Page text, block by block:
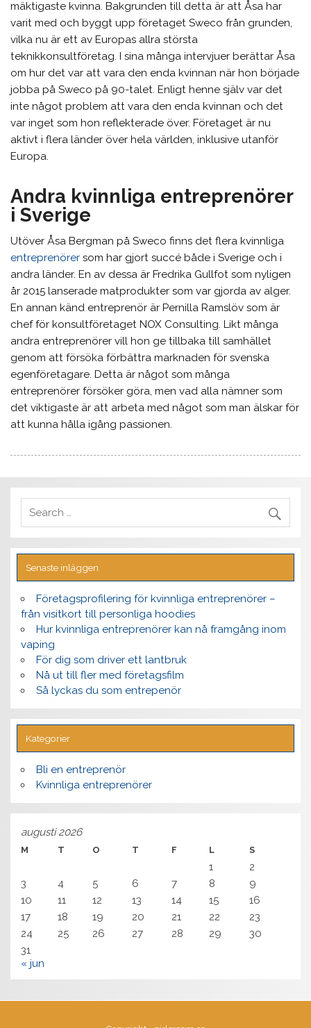
mäktigaste kvinna. Bakgrunden till detta är att Åsa har
varit med och byggt upp företaget Sweco från grunden,
vilka nu är ett av Europas allra största
teknikkonsultföretag. I sina många intervjuer berättar Åsa
om hur det var att vara den enda kvinnan när hon började
jobba på Sweco på 90-talet. Enligt henne själv var det
inte något problem att vara den enda kvinnan och det
var inget som hon reflekterade över. Företaget är nu
aktivt i flera länder över hela världen, inklusive utanför
Europa.
Andra kvinnliga entreprenörer
i Sverige
Utöver Åsa Bergman på Sweco finns det flera kvinnliga
entreprenörer som har gjort succé både i Sverige och i
andra länder. En av dessa är Fredrika Gullfot som nyligen
år 2015 lanserade matprodukter som var gjorda av alger.
En annan känd entreprenör är Pernilla Ramslöv som är
chef för konsultföretaget NOX Consulting. Likt många
andra entreprenörer vill hon ge tillbaka till samhället
genom att försöka förbättra marknaden för svenska
egenföretagare. Detta är något som många
entreprenörer försöker göra, men vad alla nämner som
det viktigaste är att arbeta med något som man älskar för
att kunna hålla igång passionen.
Senaste inläggen
Företagsprofilering för kvinnliga entreprenörer –
från visitkort till personliga hoodies
Hur kvinnliga entreprenörer kan nå framgång inom
vaping
För dig som driver ett lantbruk
Nå ut till fler med företagsfilm
Så lyckas du som entrepenör
Kategorier
Bli en entreprenör
Kvinnliga entreprenörer
augusti 2026
M T O T F L S
1
2
3
4 5 6 7 8
9
10
11 12 13 14 15
16
17
18 19 20 21 22
23
24
25 26 27 28 29
30
31
« jun